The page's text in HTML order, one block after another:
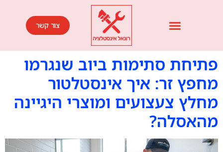
צור קשר
פתיחת סתימות ביוב שנגרמו
מחפץ זר: איך אינסטלטור
מחלץ צעצועים ומוצרי היגיינה
מהאסלה?